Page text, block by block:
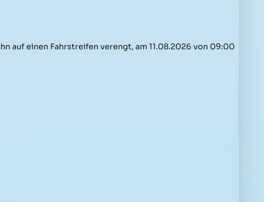
auf einen Fahrstreifen verengt, am 11.08.2026 von 09:00